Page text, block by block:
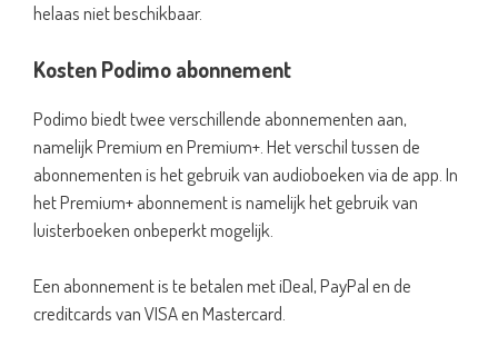
helaas niet beschikbaar.
Kosten Podimo abonnement
Podimo biedt twee verschillende abonnementen aan,
namelijk Premium en Premium+. Het verschil tussen de
abonnementen is het gebruik van audioboeken via de app. In
het Premium+ abonnement is namelijk het gebruik van
luisterboeken onbeperkt mogelijk.
Een abonnement is te betalen met iDeal, PayPal en de
creditcards van VISA en Mastercard.